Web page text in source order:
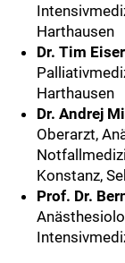
Harthausen
Dr. Tim Eiser
Harthausen
Dr. Andrej
Oberarzt,
Konstanz,
Prof. Dr.